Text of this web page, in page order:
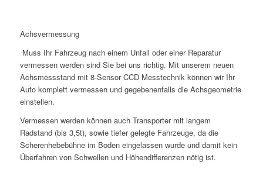
Achsvermessung
Muss Ihr Fahrzeug nach einem Unfall oder einer Reparatur
vermessen werden sind Sie bei uns richtig. Mit unserem neuen
Achsmessstand mit 8-Sensor CCD Messtechnik können wir Ihr
Auto komplett vermessen und gegebenenfalls die Achsgeometrie
einstellen.
Vermessen werden können auch Transporter mit langem
Radstand (bis 3,5t), sowie tiefer gelegte Fahrzeuge, da die
Scherenhebebühne im Boden eingelassen wurde und damit kein
Überfahren von Schwellen und Höhendifferenzen nötig ist.